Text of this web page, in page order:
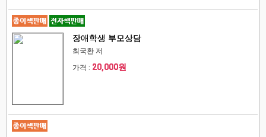
장애학생 부모상담
최국환 저
가격 : 20,000원